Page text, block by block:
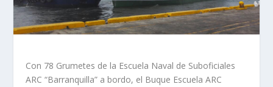
Con 78 Grumetes de la Escuela Naval de Suboficiales
ARC “Barranquilla” a bordo, el Buque Escuela ARC